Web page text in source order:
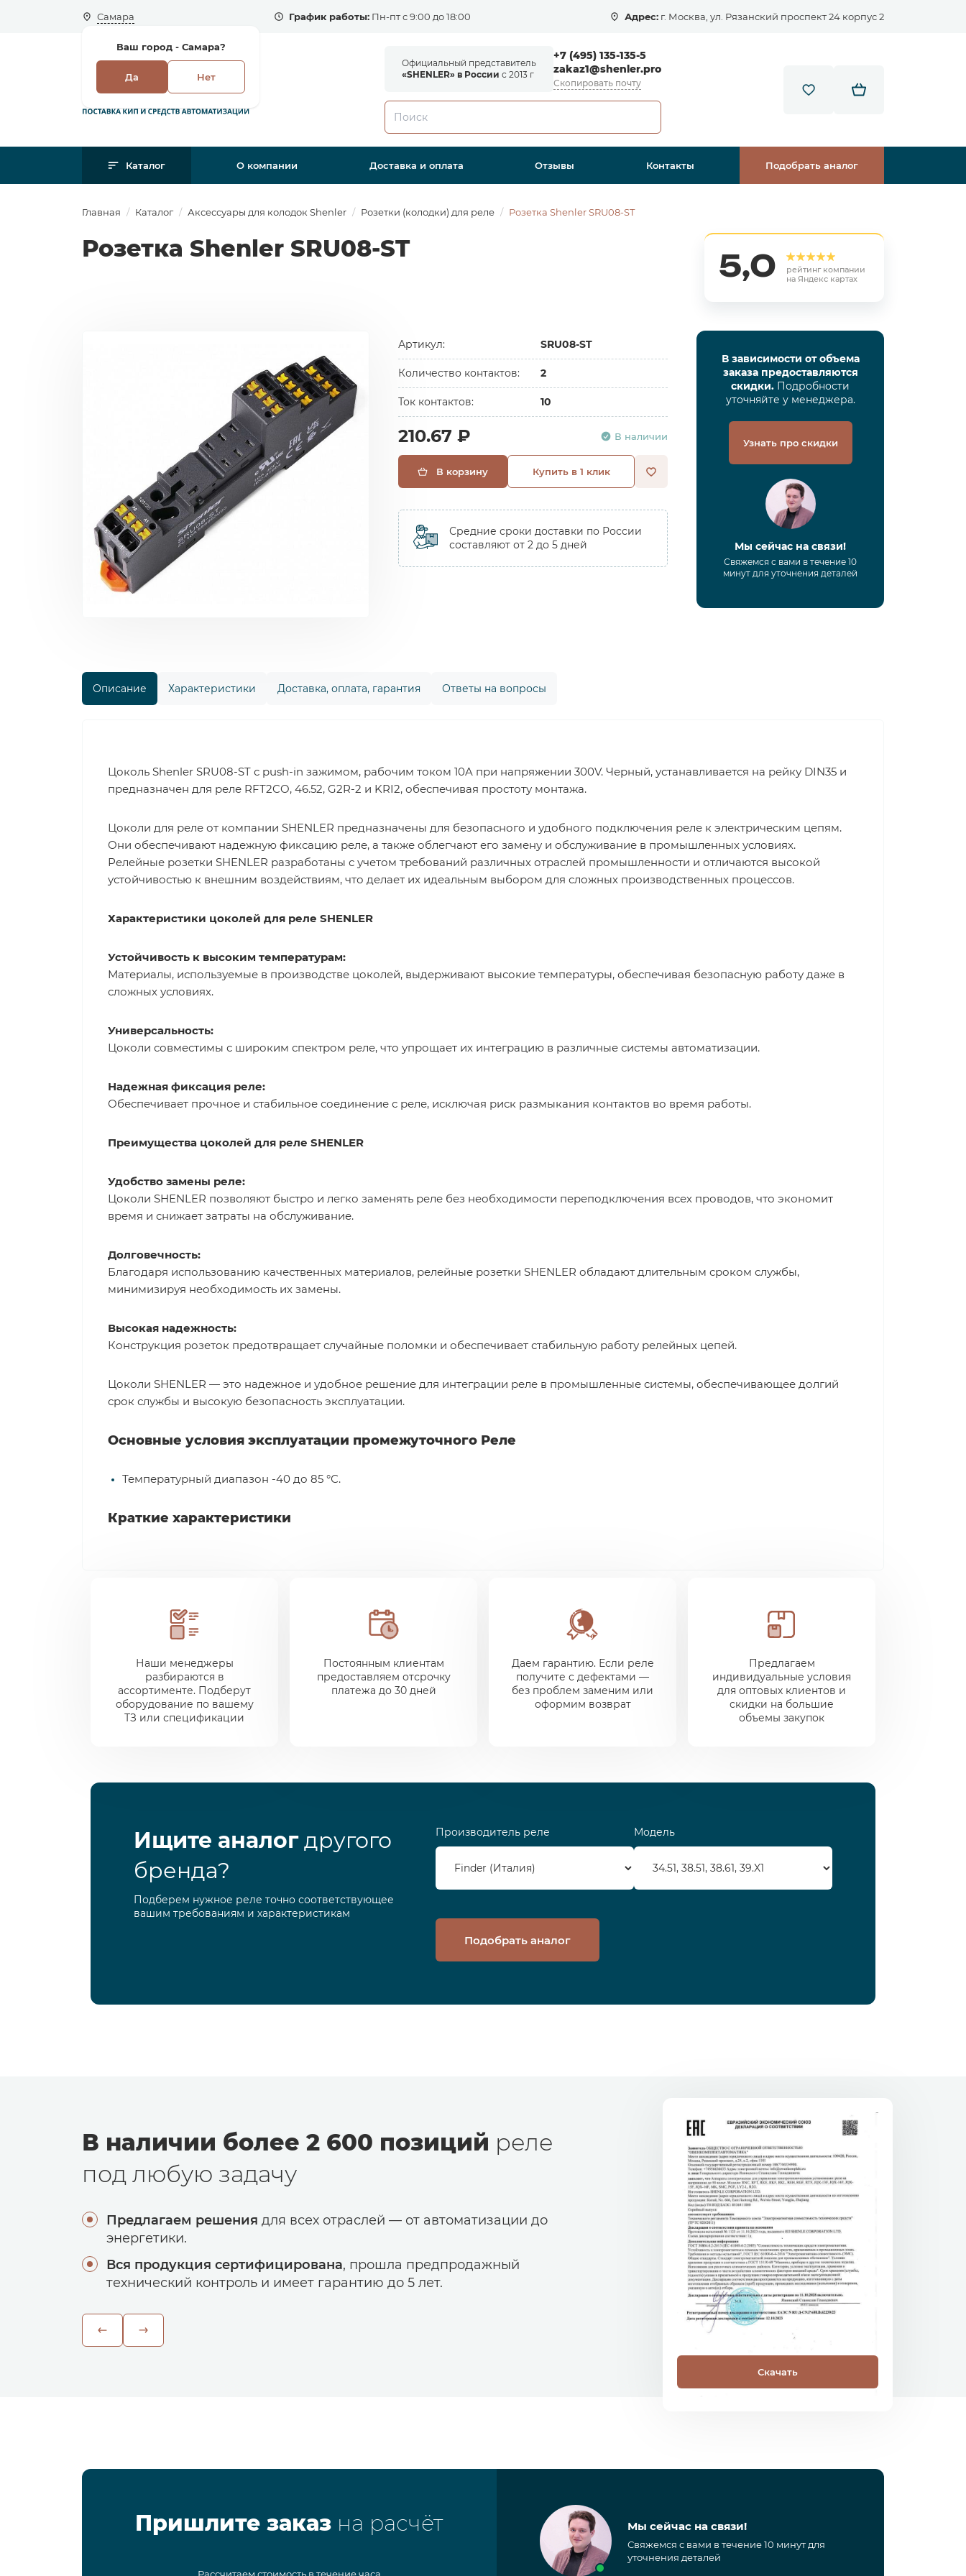
Самара
Ваш город - Самара?
Да Нет
График работы:Пн-пт с 9:00 до 18:00 Адрес: г. Москва, ул. Рязанский проспект 24 корпус 2
Официальный представитель
«SHENLER» в России с 2013 г
+7 (495) 135-135-5
zakaz1@shenler.pro
Скопировать почту
Каталог О компании Доставка и оплата Отзывы Контакты Подобрать аналог
Главная Каталог Аксессуары для колодок Shenler Розетки (колодки) для реле Розетка Shenler SRU08-ST
Розетка Shenler SRU08-ST
5,0
рейтинг компании
на Яндекс картах
Артикул: SRU08-ST
Количество контактов: 2
Ток контактов: 10
210.67 ₽ В наличии
В корзину Купить в 1 клик
Средние сроки доставки по России
составляют от 2 до 5 дней
В зависимости от объема
заказа предоставляются
скидки. Подробности
уточняйте у менеджера.
Узнать про скидки
Мы сейчас на связи!
Свяжемся с вами в течение 10
минут для уточнения деталей
Описание Характеристики Доставка, оплата, гарантия Ответы на вопросы
Цоколь Shenler SRU08-ST с push-in зажимом, рабочим током 10A при напряжении 300V. Черный, устанавливается на рейку DIN35 и
предназначен для реле RFT2CO, 46.52, G2R-2 и KRI2, обеспечивая простоту монтажа.
Цоколи для реле от компании SHENLER предназначены для безопасного и удобного подключения реле к электрическим цепям.
Они обеспечивают надежную фиксацию реле, а также облегчают его замену и обслуживание в промышленных условиях.
Релейные розетки SHENLER разработаны с учетом требований различных отраслей промышленности и отличаются высокой
устойчивостью к внешним воздействиям, что делает их идеальным выбором для сложных производственных процессов.
Характеристики цоколей для реле SHENLER
Устойчивость к высоким температурам:
Материалы, используемые в производстве цоколей, выдерживают высокие температуры, обеспечивая безопасную работу даже в
сложных условиях.
Универсальность:
Цоколи совместимы с широким спектром реле, что упрощает их интеграцию в различные системы автоматизации.
Надежная фиксация реле:
Обеспечивает прочное и стабильное соединение с реле, исключая риск размыкания контактов во время работы.
Преимущества цоколей для реле SHENLER
Удобство замены реле:
Цоколи SHENLER позволяют быстро и легко заменять реле без необходимости переподключения всех проводов, что экономит
время и снижает затраты на обслуживание.
Долговечность:
Благодаря использованию качественных материалов, релейные розетки SHENLER обладают длительным сроком службы,
минимизируя необходимость их замены.
Высокая надежность:
Конструкция розеток предотвращает случайные поломки и обеспечивает стабильную работу релейных цепей.
Цоколи SHENLER — это надежное и удобное решение для интеграции реле в промышленные системы, обеспечивающее долгий
срок службы и высокую безопасность эксплуатации.
Основные условия эксплуатации промежуточного Реле
Температурный диапазон -40 до 85 °С.
Краткие характеристики
Наши менеджеры
разбираются в
ассортименте. Подберут
оборудование по вашему
ТЗ или спецификации
Постоянным клиентам
предоставляем отсрочку
платежа до 30 дней
Даем гарантию. Если реле
получите с дефектами —
без проблем заменим или
оформим возврат
Предлагаем
индивидуальные условия
для оптовых клиентов и
скидки на большие
объемы закупок
Ищите аналогдругого
бренда?
Подберем нужное реле точно соответствующее
вашим требованиям и характеристикам
Производитель реле Модель
Подобрать аналог
В наличии более 2 600 позиций реле
под любую задачу
Предлагаем решения для всех отраслей — от автоматизации до
энергетики.
Вся продукция сертифицирована, прошла предпродажный
технический контроль и имеет гарантию до 5 лет.
Скачать
Пришлите заказ на расчёт Мы сейчас на связи!
Свяжемся с вами в течение 10 минут для
уточнения деталей